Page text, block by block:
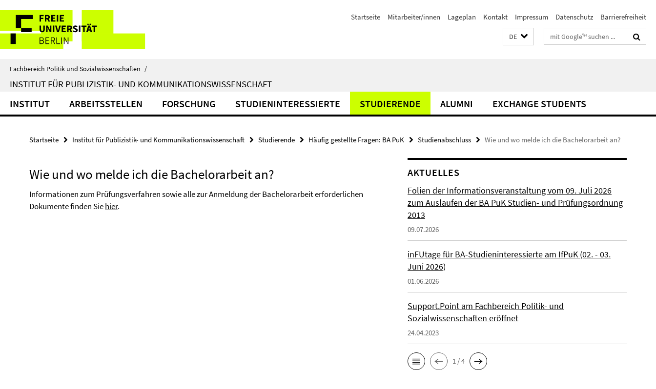
direkt
zu
Inhalt
Service-
Navigation
Startseite Mitarbeiter/innen Lageplan Kontakt Impressum Datenschutz Barrierefreiheit
DE Suchbegriffe
Fachbereich Politik und Sozialwissenschaften /
INSTITUT FÜR PUBLIZISTIK- UND KOMMUNIKATIONSWISSENSCHAFT
INSTITUT ARBEITSSTELLEN FORSCHUNG STUDIENINTERESSIERTE STUDIERENDE ALUMNI EXCHANGE STUDENTS
Startseite Institut für Publizistik- und Kommunikationswissenschaft Studierende Häufig gestellte Fragen: BA PuK Studienabschluss Wie und wo melde ich die Bachelorarbeit an?
Wie und wo melde ich die Bachelorarbeit an?
Informationen zum Prüfungsverfahren sowie alle zur Anmeldung der Bachelorarbeit erforderlichen
Dokumente finden Siehier.
AKTUELLES
Folien der Informationsveranstaltung vom 09. Juli 2026
zum Auslaufen der BA PuK Studien- und Prüfungsordnung
2013
09.07.2026
inFUtage für BA-Studieninteressierte am IfPuK (02. - 03.
Juni 2026)
01.06.2026
Support.Point am Fachbereich Politik- und
Sozialwissenschaften eröffnet
24.04.2023
1 / 4